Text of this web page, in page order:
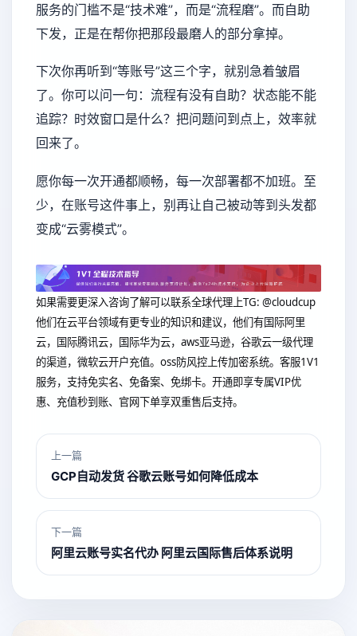
服务的门槛不是“技术难”，而是“流程磨”。而自助
下发，正是在帮你把那段最磨人的部分拿掉。
下次你再听到“等账号”这三个字，就别急着皱眉
了。你可以问一句：流程有没有自助？状态能不能
追踪？时效窗口是什么？把问题问到点上，效率就
回来了。
愿你每一次开通都顺畅，每一次部署都不加班。至
少，在账号这件事上，别再让自己被动等到头发都
变成“云雾模式”。
如果需要更深入咨询了解可以联系全球代理上TG: @cloudcup
他们在云平台领域有更专业的知识和建议，他们有国际阿里
云，国际腾讯云，国际华为云，aws亚马逊，谷歌云一级代理
的渠道，微软云开户充值。oss防风控上传加密系统。客服1V1
服务，支持免实名、免备案、免绑卡。开通即享专属VIP优
惠、充值秒到账、官网下单享双重售后支持。
上一篇
GCP自动发货 谷歌云账号如何降低成本
下一篇
阿里云账号实名代办 阿里云国际售后体系说明